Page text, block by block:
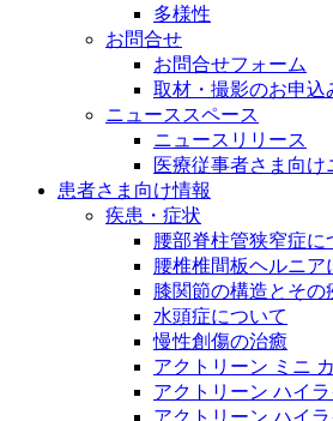
多様性
お問合せ
お問合せフォーム
取材・撮影のお申込
ニューススペース
ニュースリリース
医療従事者さま向け
患者さま向け情報
疾患・症状
腰部脊柱管狭窄症に
腰椎椎間板ヘルニア
膝関節の構造とその
水頭症について
慢性創傷の治癒
アクトリーン ミニ
アクトリーン ハイ
アクトリーン ハイ